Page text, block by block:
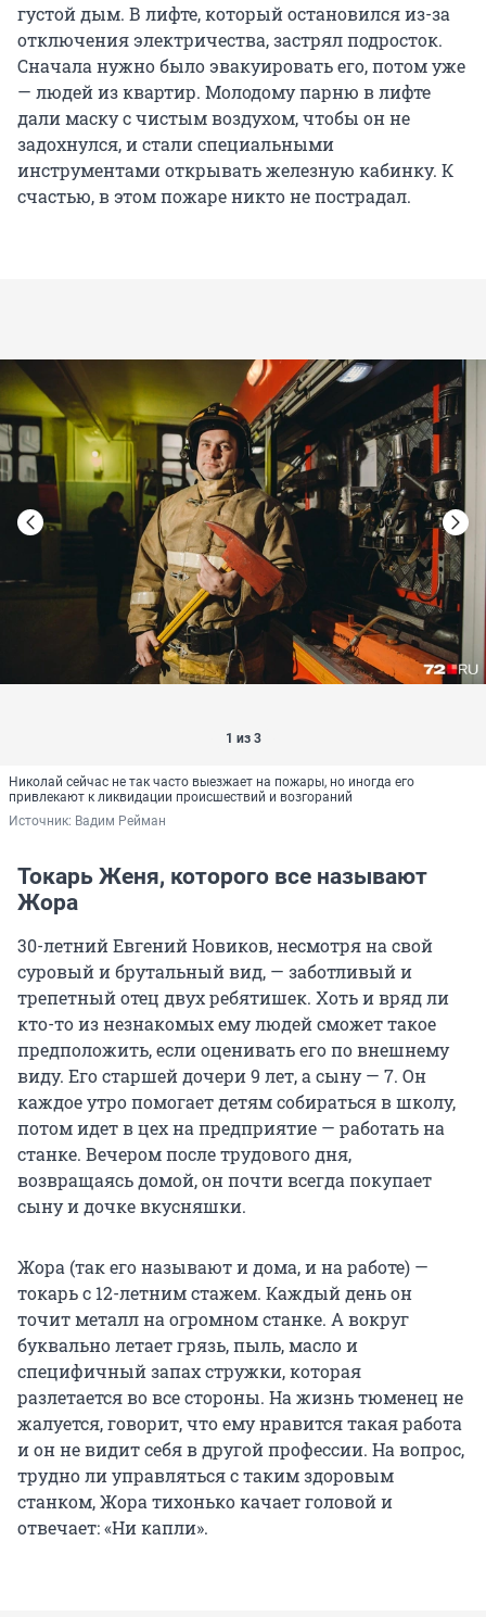
густой дым. В лифте, который остановился из-за
отключения электричества, застрял подросток.
Сначала нужно было эвакуировать его, потом уже
— людей из квартир. Молодому парню в лифте
дали маску с чистым воздухом, чтобы он не
задохнулся, и стали специальными
инструментами открывать железную кабинку. К
счастью, в этом пожаре никто не пострадал.
1 из 3
Николай сейчас не так часто выезжает на пожары, но иногда его
привлекают к ликвидации происшествий и возгораний
Источник: Вадим Рейман
Токарь Женя, которого все называют
Жора
30-летний Евгений Новиков, несмотря на свой
суровый и брутальный вид, — заботливый и
трепетный отец двух ребятишек. Хоть и вряд ли
кто-то из незнакомых ему людей сможет такое
предположить, если оценивать его по внешнему
виду. Его старшей дочери 9 лет, а сыну — 7. Он
каждое утро помогает детям собираться в школу,
потом идет в цех на предприятие — работать на
станке. Вечером после трудового дня,
возвращаясь домой, он почти всегда покупает
сыну и дочке вкусняшки.
Жора (так его называют и дома, и на работе) —
токарь с 12-летним стажем. Каждый день он
точит металл на огромном станке. А вокруг
буквально летает грязь, пыль, масло и
специфичный запах стружки, которая
разлетается во все стороны. На жизнь тюменец не
жалуется, говорит, что ему нравится такая работа
и он не видит себя в другой профессии. На вопрос,
трудно ли управляться с таким здоровым
станком, Жора тихонько качает головой и
отвечает: «Ни капли».